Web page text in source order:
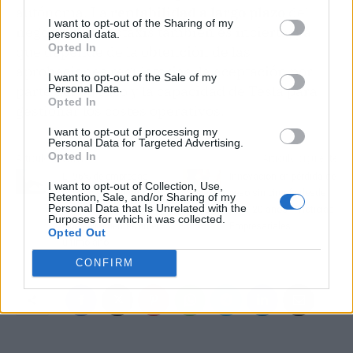
I want to opt-out of the Sharing of my
personal data.
Opted In
I want to opt-out of the Sale of my
Personal Data.
Opted In
I want to opt-out of processing my
Personal Data for Targeted Advertising.
Opted In
I want to opt-out of Collection, Use,
Retention, Sale, and/or Sharing of my
Personal Data that Is Unrelated with the
Purposes for which it was collected.
Opted Out
CONFIRM
negocio de robotaxis también es incierta, ya
que depende de la obtención de las
aprobaciones regulatorias, la aceptación por
parte del público y la capacidad de Tesla para
gestionar los costes operativos.
Artículo anterior
españolas han sufrido
ataques de
ciberdelincuentes en el
peso sin cirugía desde
hace 20 años – Noticias